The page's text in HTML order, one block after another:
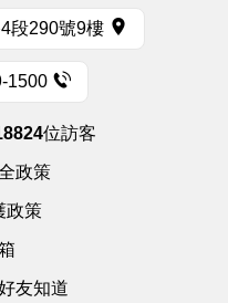
段290號9樓
1500
位訪客
政策
政策
友知道